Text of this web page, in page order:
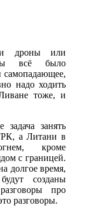
дроны или
всё было
самопадающее,
надо ходить
тоже, и
занять
а Литани в
кроме
с границей.
долгое время,
созданы
про
разговоры.